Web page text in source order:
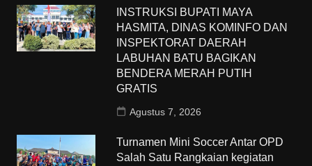
INSTRUKSI BUPATI MAYA
HASMITA, DINAS KOMINFO DAN
INSPEKTORAT DAERAH
LABUHAN BATU BAGIKAN
BENDERA MERAH PUTIH
GRATIS
Agustus 7, 2026
Turnamen Mini Soccer Antar OPD
Salah Satu Rangkaian kegiatan